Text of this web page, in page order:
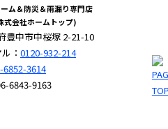
ム＆防災＆雨漏り専門店
式会社ホームトップ)
豊中市中桜塚 2-21-10
： 0120-932-214
6852-3614
6843-9163